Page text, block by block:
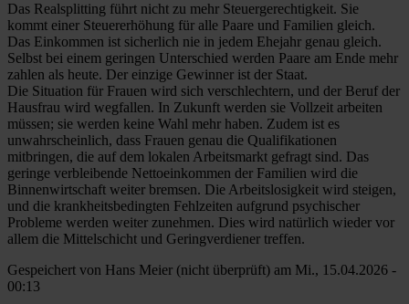
Das Realsplitting führt nicht zu mehr Steuergerechtigkeit. Sie
kommt einer Steuererhöhung für alle Paare und Familien gleich.
Das Einkommen ist sicherlich nie in jedem Ehejahr genau gleich.
Selbst bei einem geringen Unterschied werden Paare am Ende mehr
zahlen als heute. Der einzige Gewinner ist der Staat.
Die Situation für Frauen wird sich verschlechtern, und der Beruf der
Hausfrau wird wegfallen. In Zukunft werden sie Vollzeit arbeiten
müssen; sie werden keine Wahl mehr haben. Zudem ist es
unwahrscheinlich, dass Frauen genau die Qualifikationen
mitbringen, die auf dem lokalen Arbeitsmarkt gefragt sind. Das
geringe verbleibende Nettoeinkommen der Familien wird die
Binnenwirtschaft weiter bremsen. Die Arbeitslosigkeit wird steigen,
und die krankheitsbedingten Fehlzeiten aufgrund psychischer
Probleme werden weiter zunehmen. Dies wird natürlich wieder vor
allem die Mittelschicht und Geringverdiener treffen.
Gespeichert von Hans Meier (nicht überprüft) am Mi., 15.04.2026 -
00:13